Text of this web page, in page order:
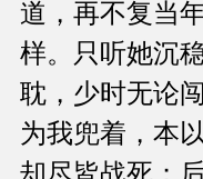
道，再不复当
样。只听她沉
耽，少时无论
为我兜着，本